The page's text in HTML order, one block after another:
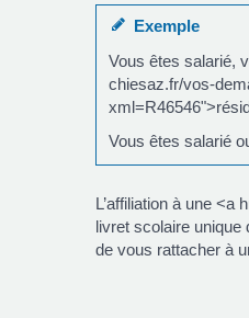
Exemple
Vous êtes salarié,
chiesaz.fr/vos-
Vous êtes salarié
L’affiliation à une
livret scolaire
de vous rattacher à